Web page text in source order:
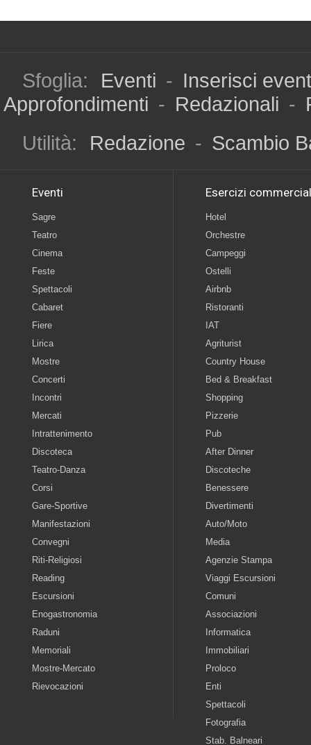
Sfoglia: Eventi - Inserisci
Approfondimenti - Redazionali -
Utilità:
Redazione - Scambio
Eventi
Sagre
Teatro
Cinema
Feste
Spettacoli
Cabaret
Fiere
Lirica
Mostre
Concerti
Incontri
Mercati
Intrattenimento
Discoteca
Teatro-Danza
Corsi
Gare-Sportive
Manifestazioni
Convegni
Riti-Religiosi
Reading
Escursioni
Enogastronomia
Raduni
Memoriali
Mostre-Mercato
Rievocazioni
Esercizi
Hotel
Orchestre
Campeggi
Ostelli
Airbnb
Ristoranti
IAT
Agriturist
Country House
Bed & Breakfast
Shopping
Pizzerie
Pub
After Dinner
Discoteche
Benessere
Divertimenti
Auto/Moto
Media
Agenzie Stampa
Viaggi Escursioni
Comuni
Associazioni
Informatica
Immobiliari
Proloco
Enti
Spettacoli
Fotografia
Stab. Balneari